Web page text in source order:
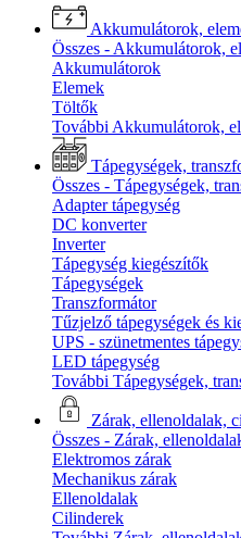
Akkumulátorok,
Összes - Akkumulátorok,
Akkumulátorok
Elemek
Töltők
További Akkumulátorok,
Tápegységek,
Összes - Tápegységek,
Adapter tápegység
DC konverter
Inverter
Tápegység kiegészítők
Tápegységek
Transzformátor
Tűzjelző tápegységek és
UPS - szünetmentes
LED tápegység
További Tápegységek,
Zárak, ellenoldalak,
Összes - Zárak,
Elektromos zárak
Mechanikus zárak
Ellenoldalak
Cilinderek